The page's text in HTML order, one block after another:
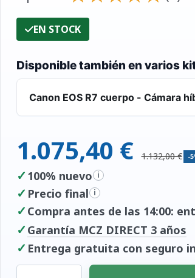
EN STOCK
Disponible también en varios
Canon EOS R7 cuerpo - Cámara
1.075,40 € 1.132,00 € -
✓ 100% nuevo i
✓ Precio final i
✓ Compra antes de las 14:00:
✓ Garantía MCZ DIRECT 3 años
✓ Entrega gratuita con seguro